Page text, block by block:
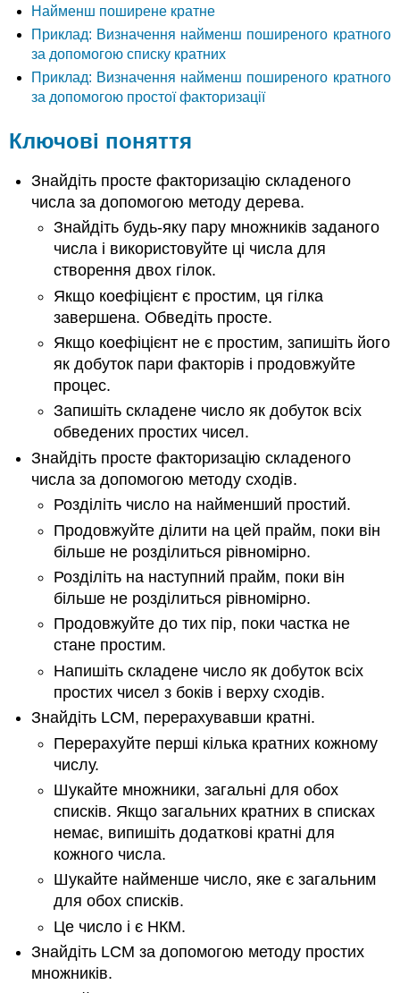
Найменш поширене кратне
Приклад: Визначення найменш поширеного кратного
за допомогою списку кратних
Приклад: Визначення найменш поширеного кратного
за допомогою простої факторизації
Ключові поняття
Знайдіть просте факторизацію складеного
числа за допомогою методу дерева.
Знайдіть будь-яку пару множників заданого
числа і використовуйте ці числа для
створення двох гілок.
Якщо коефіцієнт є простим, ця гілка
завершена. Обведіть просте.
Якщо коефіцієнт не є простим, запишіть його
як добуток пари факторів і продовжуйте
процес.
Запишіть складене число як добуток всіх
обведених простих чисел.
Знайдіть просте факторизацію складеного
числа за допомогою методу сходів.
Розділіть число на найменший простий.
Продовжуйте ділити на цей прайм, поки він
більше не розділиться рівномірно.
Розділіть на наступний прайм, поки він
більше не розділиться рівномірно.
Продовжуйте до тих пір, поки частка не
стане простим.
Напишіть складене число як добуток всіх
простих чисел з боків і верху сходів.
Знайдіть LCM, перерахувавши кратні.
Перерахуйте перші кілька кратних кожному
числу.
Шукайте множники, загальні для обох
списків. Якщо загальних кратних в списках
немає, випишіть додаткові кратні для
кожного числа.
Шукайте найменше число, яке є загальним
для обох списків.
Це число і є НКМ.
Знайдіть LCM за допомогою методу простих
множників.